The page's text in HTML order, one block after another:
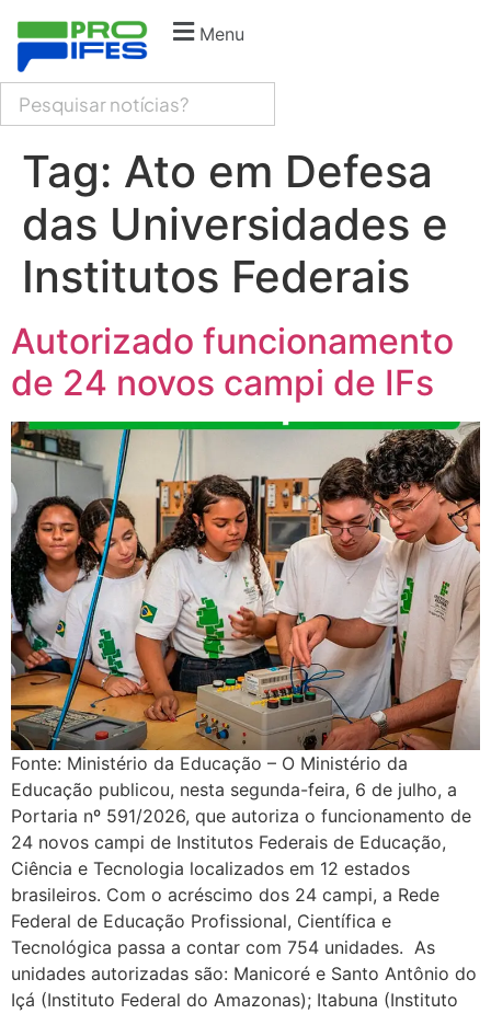
Menu
Tag: Ato em Defesa
das Universidades e
Institutos Federais
Autorizado funcionamento
de 24 novos campi de IFs
Fonte: Ministério da Educação – O Ministério da
Educação publicou, nesta segunda-feira, 6 de julho, a
Portaria nº 591/2026, que autoriza o funcionamento de
24 novos campi de Institutos Federais de Educação,
Ciência e Tecnologia localizados em 12 estados
brasileiros. Com o acréscimo dos 24 campi, a Rede
Federal de Educação Profissional, Científica e
Tecnológica passa a contar com 754 unidades. As
unidades autorizadas são: Manicoré e Santo Antônio do
Içá (Instituto Federal do Amazonas); Itabuna (Instituto